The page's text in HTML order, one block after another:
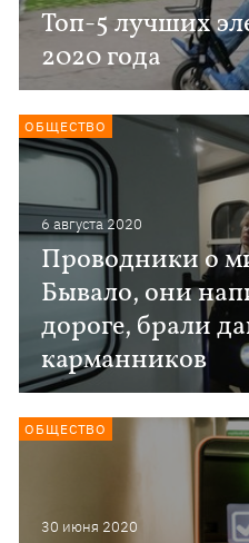
Топ-5 лучших
2020 года
6 августа 2020
Проводники о
Бывало, они
дороге, брали
карманников
ОБЩЕСТВО
30 июня 2020
ОБЩЕСТВО